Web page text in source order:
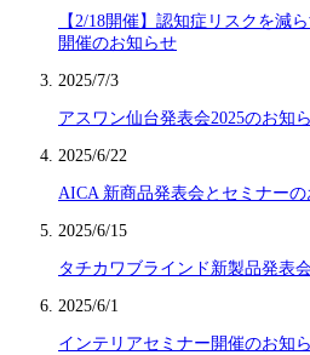
【2/18開催】認知症リスクを減
開催のお知らせ
2025/7/3
アスワン仙台発表会2025のお知
2025/6/22
AICA 新商品発表会とセミナー
2025/6/15
タチカワブラインド新製品発表
2025/6/1
インテリアセミナー開催のお